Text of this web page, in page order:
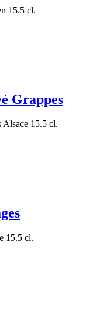
15.5 cl.
Grappes
Alsace 15.5 cl.
15.5 cl.